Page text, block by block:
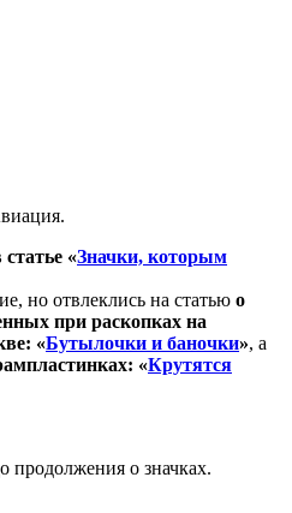
«Значки, которым
но отвлеклись на статью о
при раскопках на
«Бутылочки и баночки», а
«Крутятся
продолжения о значках.